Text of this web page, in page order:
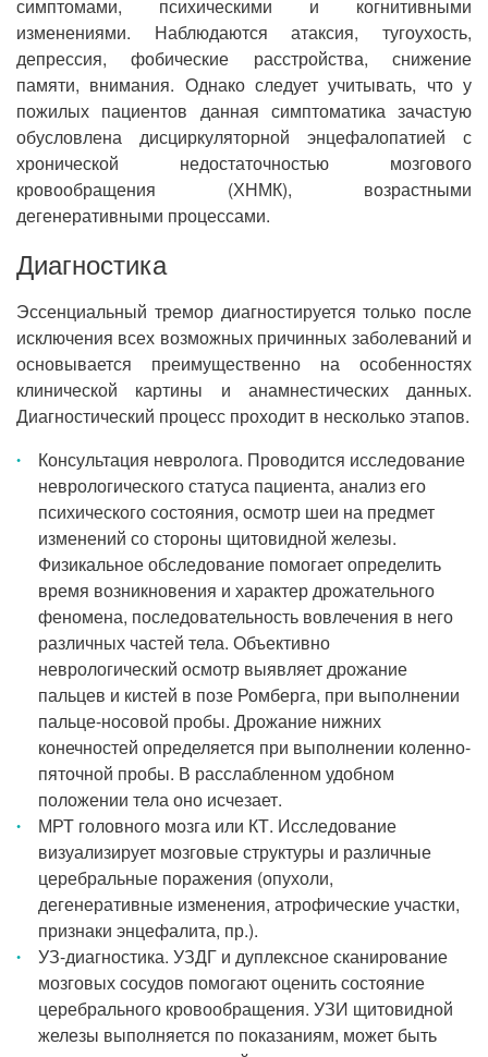
симптомами, психическими и когнитивными
изменениями. Наблюдаются атаксия, тугоухость,
депрессия, фобические расстройства, снижение
памяти, внимания. Однако следует учитывать, что у
пожилых пациентов данная симптоматика зачастую
обусловлена дисциркуляторной энцефалопатией с
хронической недостаточностью мозгового
кровообращения (ХНМК), возрастными
дегенеративными процессами.
Диагностика
Эссенциальный тремор диагностируется только после
исключения всех возможных причинных заболеваний и
основывается преимущественно на особенностях
клинической картины и анамнестических данных.
Диагностический процесс проходит в несколько этапов.
Консультация невролога. Проводится исследование
неврологического статуса пациента, анализ его
психического состояния, осмотр шеи на предмет
изменений со стороны щитовидной железы.
Физикальное обследование помогает определить
время возникновения и характер дрожательного
феномена, последовательность вовлечения в него
различных частей тела. Объективно
неврологический осмотр выявляет дрожание
пальцев и кистей в позе Ромберга, при выполнении
пальце-носовой пробы. Дрожание нижних
конечностей определяется при выполнении коленно-
пяточной пробы. В расслабленном удобном
положении тела оно исчезает.
МРТ головного мозга или КТ. Исследование
визуализирует мозговые структуры и различные
церебральные поражения (опухоли,
дегенеративные изменения, атрофические участки,
признаки энцефалита, пр.).
УЗ-диагностика. УЗДГ и дуплексное сканирование
мозговых сосудов помогают оценить состояние
церебрального кровообращения. УЗИ щитовидной
железы выполняется по показаниям, может быть